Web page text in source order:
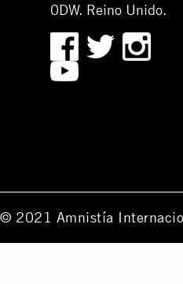
0DW. Reino Unido.
© 2021 Amnistía